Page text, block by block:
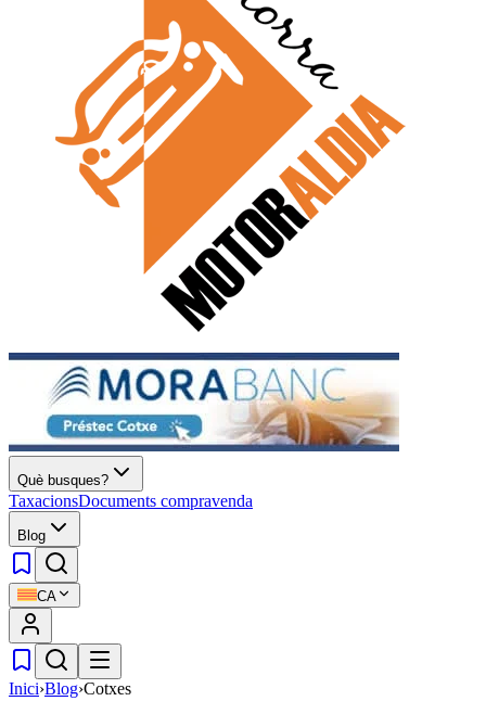
Què busques?
TaxacionsDocuments compravenda
Blog
CA
Inici›Blog›Cotxes